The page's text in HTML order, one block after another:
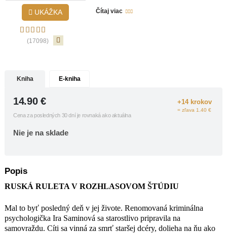
UKÁŽKA
(17098)
mohla úspešne zavŕšiť svoj smrtonosný
zvoleným poslucháčom a žiada od nich
heslo. Ak sa volaný ohlási vopred
úradne mŕtva. Policajná vyjednávačka
vyjednávania, ktoré bez dychu live
počúvajú milióny rozhlasových
poslucháčov…
Čítaj viac
Kniha E-kniha
+14 krokov
= zľava 1.40 €
14.90 €
Cena za posledných 30 dní je rovnaká ako aktuálna
Nie je na sklade
Popis
RUSKÁ RULETA V ROZHLASOVOM ŠTÚDIU
Mal to byť posledný deň v jej živote. Renomovaná kriminálna
psychologička Ira Saminová sa starostlivo pripravila na
samovraždu. Cíti sa vinná za smrť staršej dcéry, dolieha na ňu ako